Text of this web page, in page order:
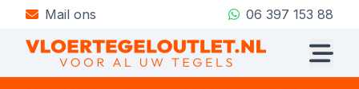
Mail ons 06 397 153 88